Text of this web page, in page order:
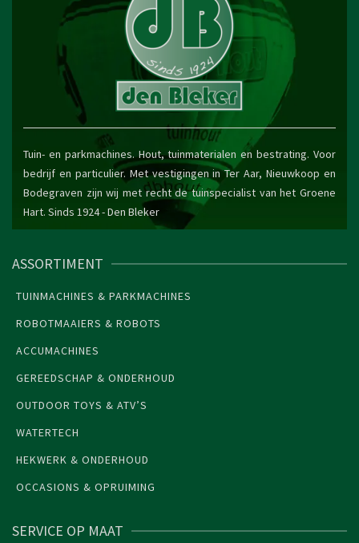
Tuin- en parkmachines. Hout, tuinmaterialen en bestrating. Voor
bedrijf en particulier. Met vestigingen in Ter Aar, Nieuwkoop en
Bodegraven zijn wij met recht de tuinspecialist van het Groene
Hart. Sinds 1924 -Den Bleker
ASSORTIMENT
TUINMACHINES & PARKMACHINES
ROBOTMAAIERS & ROBOTS
ACCUMACHINES
GEREEDSCHAP & ONDERHOUD
OUTDOOR TOYS & ATV’S
WATERTECH
HEKWERK & ONDERHOUD
OCCASIONS & OPRUIMING
SERVICE OP MAAT